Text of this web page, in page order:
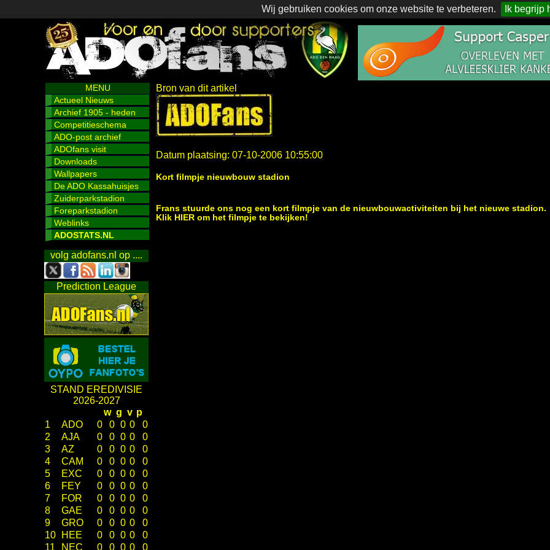
Wij gebruiken cookies om onze website te verbeteren. Ik begrijp
MENU
Actueel Nieuws
Archief 1905 - heden
Competitieschema
ADO-post archief
ADOfans visit
Downloads
Wallpapers
De ADO Kassahuisjes
Zuiderparkstadion
Foreparkstadion
Weblinks
ADOSTATS.NL
volg adofans.nl op ....
Prediction League
STAND EREDIVISIE
2026-2027
w g v p
1
ADO 0 0 0 0
0
2
AJA 0 0 0 0
0
3
AZ 0 0 0 0
0
4
CAM 0 0 0 0
0
5
EXC 0 0 0 0
0
6
FEY 0 0 0 0
0
7
FOR 0 0 0 0
0
8
GAE 0 0 0 0
0
9
GRO 0 0 0 0
0
10
HEE 0 0 0 0
0
11
NEC 0 0 0 0 0
Bron van dit artikel
Datum plaatsing: 07-10-2006 10:55:00
Kort filmpje nieuwbouw stadion
Frans stuurde ons nog een kort filmpje van de nieuwbouwactiviteiten bij het nieuwe stadion.
Klik HIER om het filmpje te bekijken!